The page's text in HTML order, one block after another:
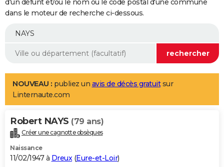
Essais
Réserver un essai
Citadines
Berlines
SUV
Forum auto
+
Mobiles
Meilleur smartphone
Internet
Ordinateurs
Jeux vidéo
Guide high-tech
Aménagement intérieur
LIFESTYLE
Art de vivre
Bien-être
Loisirs
Mode
Modes de vie
Alimentation
Guide de la santé
Maladies
Médicaments
Sommeil
VOYAGE
Destinations
City break
Voyage nature
Voyage de noces
Forum
Climat
+PHOTO
GUIDES D'ACHAT
d'un défunt et/ou le nom ou le code postal d'une commune
dans le moteur de recherche ci-dessous.
NOUVEAU : publiez un avis de décès gratuitsur
Linternaute.com
Robert NAYS (79 ans)
Créer une cagnotte obsèques
Naissance
11/02/1947 à Dreux(Eure-et-Loir)